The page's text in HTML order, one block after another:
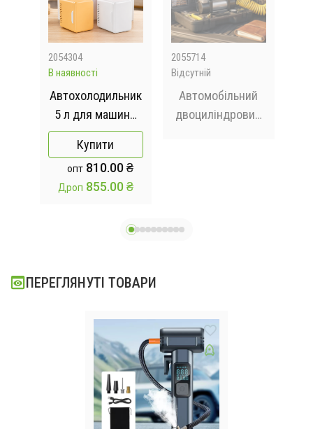
2054304
В наявності
Автохолодильник
5 л для машини
Car Refrigerator
портативний
Купити
опт810.00 ₴
Дроп 855.00 ₴
2055714
Відсутній
Автомобільний
двоциліндровий
ПЕРЕГЛЯНУТІ ТОВАРИ